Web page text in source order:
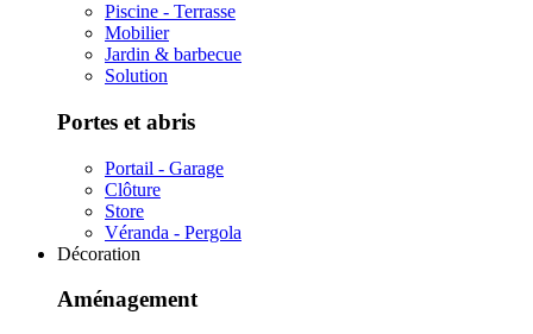
Piscine - Terrasse
Mobilier
Jardin & barbecue
Solution
Portes et abris
Portail - Garage
Clôture
Store
Véranda - Pergola
Décoration
Aménagement